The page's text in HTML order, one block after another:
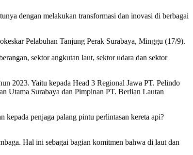
dengan melakukan transformasi dan inovasi di berbagai
Pelabuhan Tanjung Perak Surabaya, Minggu (17/9).
sektor angkutan laut, sektor udara dan sektor
2023. Yaitu kepada Head 3 Regional Jawa PT. Pelindo
Utama Surabaya dan Pimpinan PT. Berlian Lautan
penjaga palang pintu perlintasan kereta api?
Hal ini sebagai bagian komitmen bahwa di laut dan